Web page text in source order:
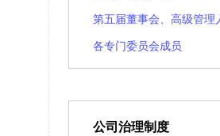
第五届董事会、 高级管理
各专门委员会成员
公司治理制度